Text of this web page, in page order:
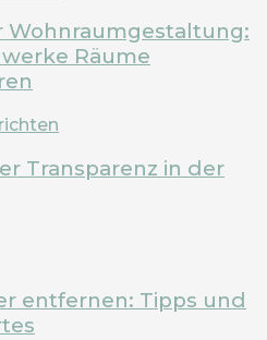
Wohnraumgestaltung:
Räume
Transparenz in der
entfernen: Tipps und